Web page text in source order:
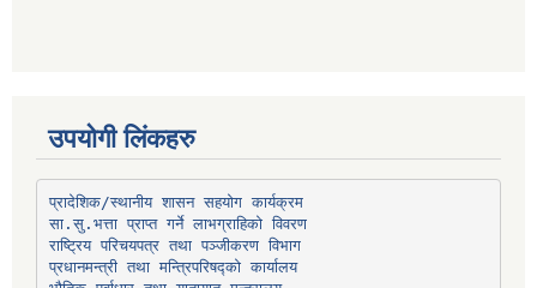
उपयोगी लिंकहरु
प्रादेशिक/स्थानीय शासन सहयोग कार्यक्रम
सा.सु.भत्ता प्राप्त गर्ने लाभग्राहिको विवरण
राष्ट्रिय परिचयपत्र तथा पञ्‍जीकरण विभाग
प्रधानमन्त्री तथा मन्त्रिपरिषद्को कार्यालय